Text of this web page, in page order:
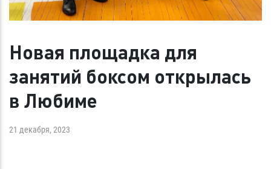
Новая площадка для
занятий боксом открылась
в Любиме
21 декабря, 2023